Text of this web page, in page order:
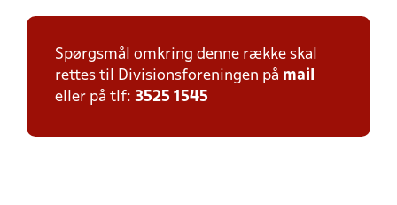
Spørgsmål omkring denne række skal
rettes til Divisionsforeningen på mail
eller på tlf: 3525 1545